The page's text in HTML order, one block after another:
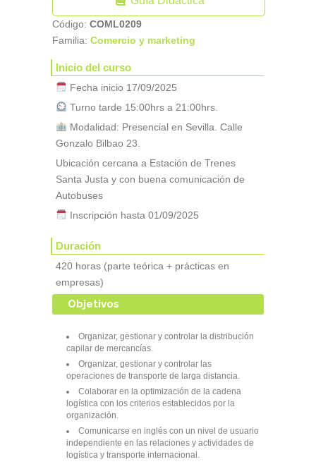
Código: COML0209
Familia: Comercio y marketing
Inicio del curso
Fecha inicio 17/09/2025
Turno tarde 15:00hrs a 21:00hrs.
Modalidad: Presencial en Sevilla. Calle
Gonzalo Bilbao 23.
Ubicación cercana a Estación de Trenes
Santa Justa y con buena comunicación de
Autobuses
Inscripción hasta 01/09/2025
Duración
420 horas (parte teórica + prácticas en
empresas)
Objetivos
Organizar, gestionar y controlar la distribución
capilar de mercancías.
Organizar, gestionar y controlar las
operaciones de transporte de larga distancia.
Colaborar en la optimización de la cadena
logística con los criterios establecidos por la
organización.
Comunicarse en inglés con un nivel de usuario
independiente en las relaciones y actividades de
logística y transporte internacional.